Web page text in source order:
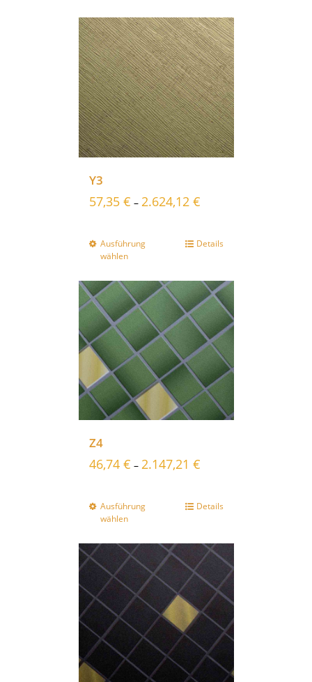
Y3
57,35 € – 2.624,12 €
Ausführung
wählen
Details
Z4
46,74 € – 2.147,21 €
Ausführung
wählen
Details